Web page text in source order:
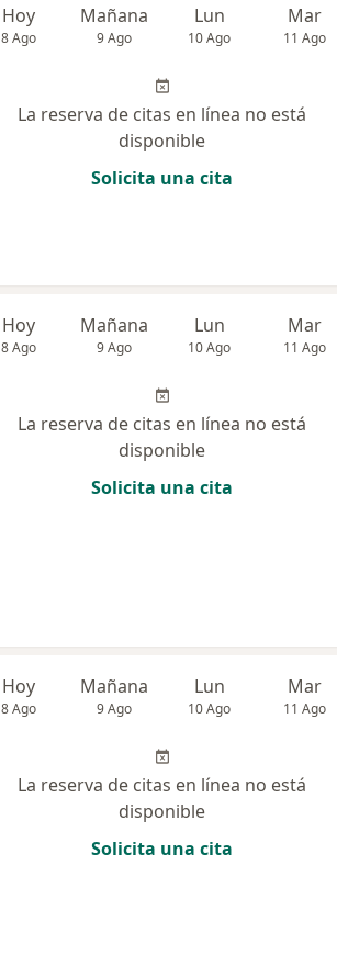
Hoy
8 Ago
Mañana
9 Ago
Lun
10 Ago
Mar
11 Ago
La reserva de citas en línea no está
disponible
Solicita una cita
Hoy
8 Ago
Mañana
9 Ago
Lun
10 Ago
Mar
11 Ago
La reserva de citas en línea no está
disponible
Solicita una cita
Hoy
8 Ago
Mañana
9 Ago
Lun
10 Ago
Mar
11 Ago
La reserva de citas en línea no está
disponible
Solicita una cita